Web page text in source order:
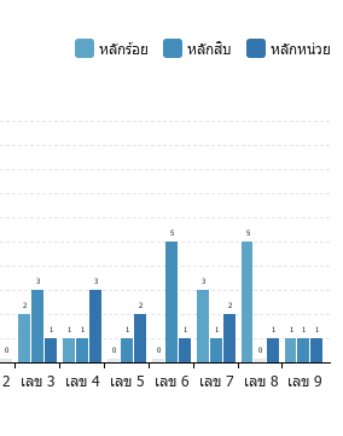
หลักร้อย หลักสิบ
หลักหน่วย
0
2
3
1 1 1
3
0
1
2
0
5
1
3
1
2
5
0
1 1 1 1
เลข 3 เลข 4 เลข 5 เลข 6 เลข 7 เลข 8 เลข 9